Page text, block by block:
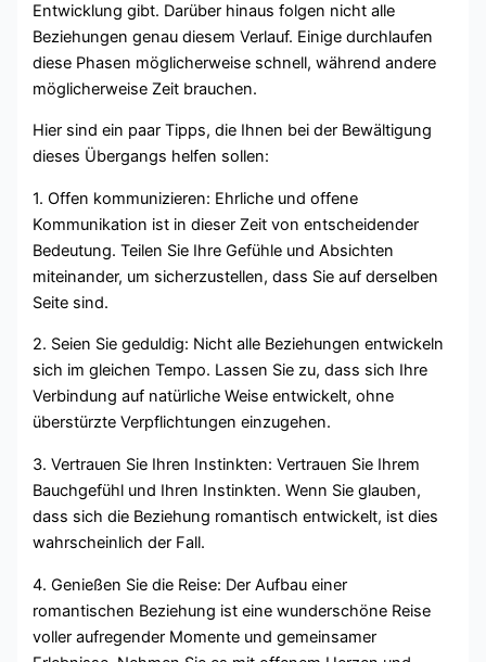
Entwicklung gibt. Darüber hinaus folgen nicht alle
Beziehungen genau diesem Verlauf. Einige durchlaufen
diese Phasen möglicherweise schnell, während andere
möglicherweise Zeit brauchen.
Hier sind ein paar Tipps, die Ihnen bei der Bewältigung
dieses Übergangs helfen sollen:
1. Offen kommunizieren: Ehrliche und offene
Kommunikation ist in dieser Zeit von entscheidender
Bedeutung. Teilen Sie Ihre Gefühle und Absichten
miteinander, um sicherzustellen, dass Sie auf derselben
Seite sind.
2. Seien Sie geduldig: Nicht alle Beziehungen entwickeln
sich im gleichen Tempo. Lassen Sie zu, dass sich Ihre
Verbindung auf natürliche Weise entwickelt, ohne
überstürzte Verpflichtungen einzugehen.
3. Vertrauen Sie Ihren Instinkten: Vertrauen Sie Ihrem
Bauchgefühl und Ihren Instinkten. Wenn Sie glauben,
dass sich die Beziehung romantisch entwickelt, ist dies
wahrscheinlich der Fall.
4. Genießen Sie die Reise: Der Aufbau einer
romantischen Beziehung ist eine wunderschöne Reise
voller aufregender Momente und gemeinsamer